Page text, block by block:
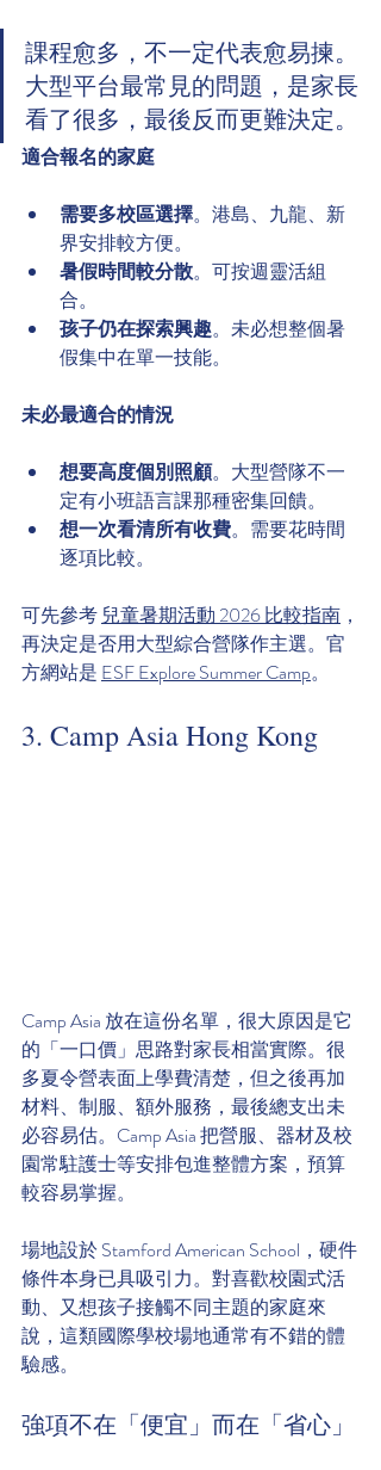
課程愈多，不一定代表愈易揀。
大型平台最常見的問題，是家長
看了很多，最後反而更難決定。
適合報名的家庭
需要多校區選擇。港島、九龍、新
界安排較方便。
暑假時間較分散。可按週靈活組
合。
孩子仍在探索興趣。未必想整個暑
假集中在單一技能。
未必最適合的情況
想要高度個別照顧。大型營隊不一
定有小班語言課那種密集回饋。
想一次看清所有收費。需要花時間
逐項比較。
可先參考 兒童暑期活動 2026 比較指南 ，
再決定是否用大型綜合營隊作主選。官
方網站是 ESF Explore Summer Camp。
3. Camp Asia Hong Kong
Camp Asia 放在這份名單，很大原因是它
的「一口價」思路對家長相當實際。很
多夏令營表面上學費清楚，但之後再加
材料、制服、額外服務，最後總支出未
必容易估。Camp Asia 把營服、器材及校
園常駐護士等安排包進整體方案，預算
較容易掌握。
場地設於 Stamford American School，硬件
條件本身已具吸引力。對喜歡校園式活
動、又想孩子接觸不同主題的家庭來
說，這類國際學校場地通常有不錯的體
驗感。
強項不在「便宜」而在「省心」